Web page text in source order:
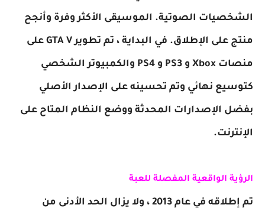
الشخصيات الصوتية. الموسيقى الأكثر وفرة وأنجح
منتج على الإطلاق. في البداية ، تم تطوير GTA V على
منصات Xbox و PS3 و PS4 والكمبيوتر الشخصي
كتوسيع نهائي وتم تحسينه على الإصدار الأصلي
بفضل الإصدارات المحدثة ووضع النظام المتاح على
الإنترنت.
الرؤية الواقعية المفصلة للعبة
تم إطلاقه في عام 2013 ، ولا يزال الحد الأدنى من